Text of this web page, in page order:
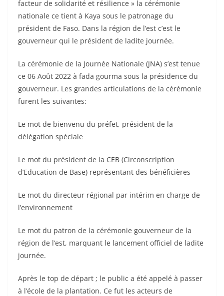
facteur de solidarité et résilience » la cérémonie
nationale ce tient à Kaya sous le patronage du
président de Faso. Dans la région de l’est c’est le
gouverneur qui le président de ladite journée.
La cérémonie de la Journée Nationale (JNA) s’est tenue
ce 06 Août 2022 à fada gourma sous la présidence du
gouverneur. Les grandes articulations de la cérémonie
furent les suivantes:
Le mot de bienvenu du préfet, président de la
délégation spéciale
Le mot du président de la CEB (Circonscription
d’Education de Base) représentant des bénéficières
Le mot du directeur régional par intérim en charge de
l’environnement
Le mot du patron de la cérémonie gouverneur de la
région de l’est, marquant le lancement officiel de ladite
journée.
Après le top de départ ; le public a été appelé à passer
à l’école de la plantation. Ce fut les acteurs de